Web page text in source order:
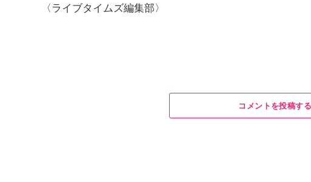
〈ライブタイムズ編集部〉
コメントを投稿する